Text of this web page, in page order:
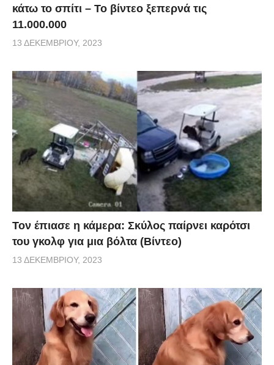
κάτω το σπίτι – Το βίντεο ξεπερνά τις
11.000.000
13 ΔΕΚΕΜΒΡΊΟΥ, 2023
Τον έπιασε η κάμερα: Σκύλος παίρνει καρότσι
του γκολφ για μια βόλτα (Βίντεο)
13 ΔΕΚΕΜΒΡΊΟΥ, 2023